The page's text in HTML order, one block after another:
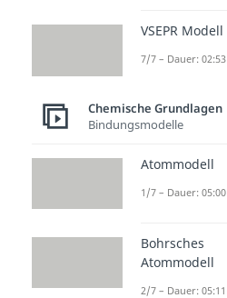
VSEPR Modell
7/7 – Dauer: 02:53
Chemische Grundlagen
Bindungsmodelle
Atommodell
1/7 – Dauer: 05:00
Bohrsches
Atommodell
2/7 – Dauer: 05:11